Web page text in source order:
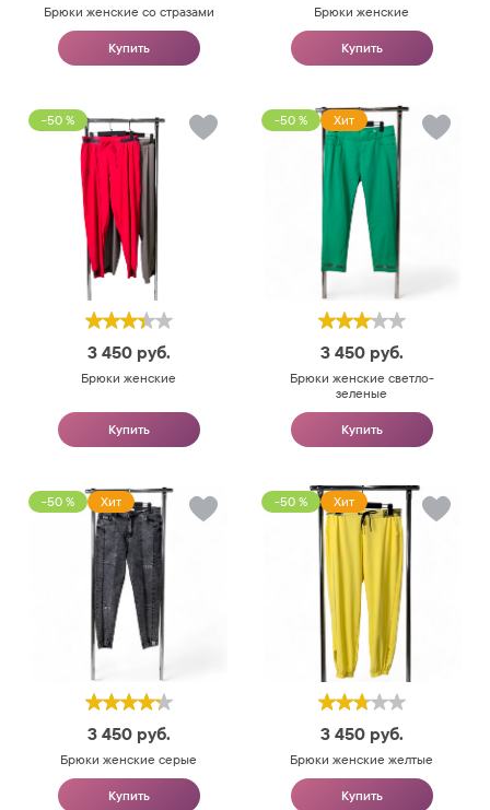
Брюки женские со стразами
Купить
Брюки женские
Купить
-50 %
3 450 руб.
Брюки женские
Купить
-50 % Хит
3 450 руб.
Брюки женские светло-
зеленые
Купить
-50 % Хит
3 450 руб.
Брюки женские серые
Купить
-50 % Хит
3 450 руб.
Брюки женские желтые
Купить